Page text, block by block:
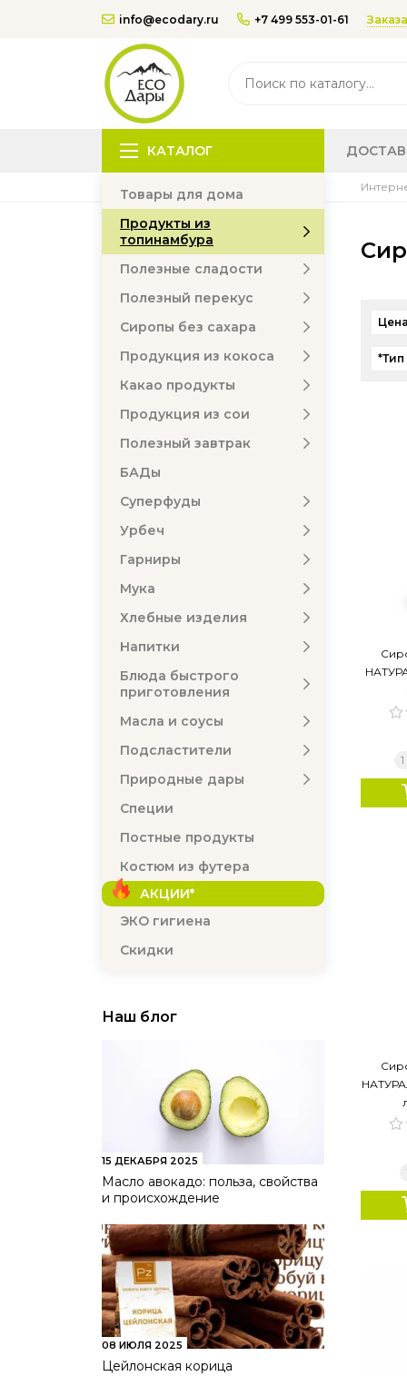
info@ecodary.ru +7 499 553-01-61
КАТАЛОГ
Товары для дома
Продукты из
топинамбура
Полезные сладости
Полезный перекус
Сиропы без сахара
Продукция из кокоса
Какао продукты
Продукция из сои
Полезный завтрак
БАДы
Суперфуды
Урбеч
Гарниры
Мука
Хлебные изделия
Напитки
Блюда быстрого
приготовления
Масла и соусы
Подсластители
Природные дары
Специи
Постные продукты
Костюм из футера
АКЦИИ*
ЭКО гигиена
Скидки
Наш блог
15 ДЕКАБРЯ 2025
Масло авокадо: польза, свойства
и происхождение
08 ИЮЛЯ 2025
Цейлонская корица
*Тип